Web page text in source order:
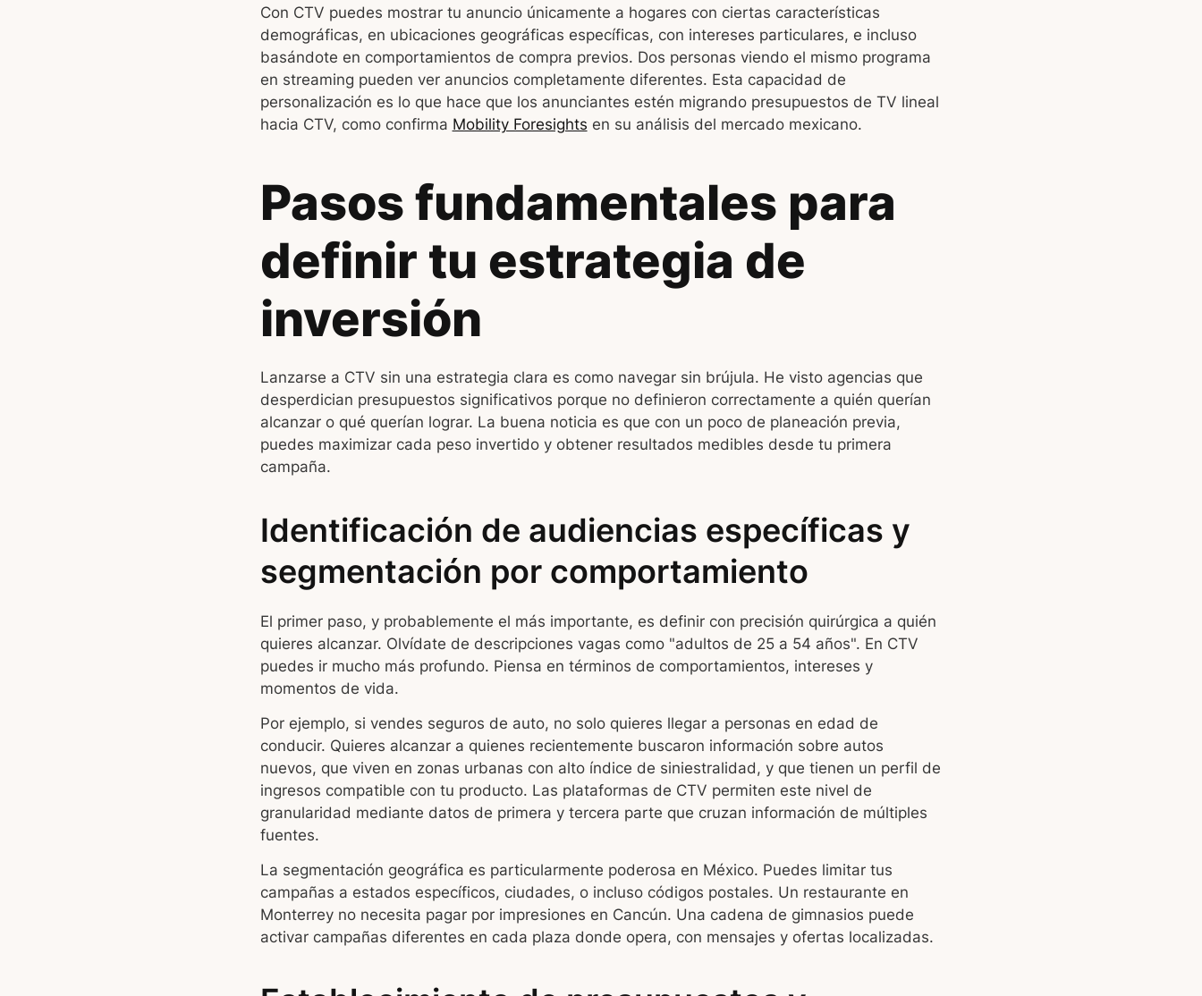
Con CTV puedes mostrar tu anuncio únicamente a hogares con ciertas características
demográficas, en ubicaciones geográficas específicas, con intereses particulares, e incluso
basándote en comportamientos de compra previos. Dos personas viendo el mismo programa
en streaming pueden ver anuncios completamente diferentes. Esta capacidad de
personalización es lo que hace que los anunciantes estén migrando presupuestos de TV lineal
hacia CTV, como confirma Mobility Foresights en su análisis del mercado mexicano.
Pasos fundamentales para
definir tu estrategia de
inversión
Lanzarse a CTV sin una estrategia clara es como navegar sin brújula. He visto agencias que
desperdician presupuestos significativos porque no definieron correctamente a quién querían
alcanzar o qué querían lograr. La buena noticia es que con un poco de planeación previa,
puedes maximizar cada peso invertido y obtener resultados medibles desde tu primera
campaña.
Identificación de audiencias específicas y
segmentación por comportamiento
El primer paso, y probablemente el más importante, es definir con precisión quirúrgica a quién
quieres alcanzar. Olvídate de descripciones vagas como "adultos de 25 a 54 años". En CTV
puedes ir mucho más profundo. Piensa en términos de comportamientos, intereses y
momentos de vida.
Por ejemplo, si vendes seguros de auto, no solo quieres llegar a personas en edad de
conducir. Quieres alcanzar a quienes recientemente buscaron información sobre autos
nuevos, que viven en zonas urbanas con alto índice de siniestralidad, y que tienen un perfil de
ingresos compatible con tu producto. Las plataformas de CTV permiten este nivel de
granularidad mediante datos de primera y tercera parte que cruzan información de múltiples
fuentes.
La segmentación geográfica es particularmente poderosa en México. Puedes limitar tus
campañas a estados específicos, ciudades, o incluso códigos postales. Un restaurante en
Monterrey no necesita pagar por impresiones en Cancún. Una cadena de gimnasios puede
activar campañas diferentes en cada plaza donde opera, con mensajes y ofertas localizadas.